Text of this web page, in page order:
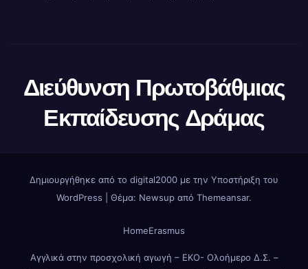
Διεύθυνση Πρωτοβάθμιας
Εκπαίδευσης Δράμας
Δημιουργήθηκε από το digital2000 με την Υποστήριξη του
WordPress
Θέμα: Newsup από Themeansar.
HomeErasmus
Αγγλικά στην προσχολική αγωγή – ΕΚΟ- Ολοήμερο Δ.Σ. –